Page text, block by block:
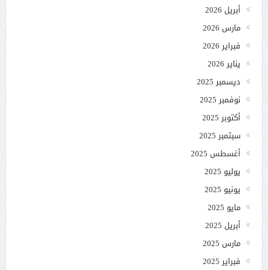
أبريل 2026
مارس 2026
فبراير 2026
يناير 2026
ديسمبر 2025
نوفمبر 2025
أكتوبر 2025
سبتمبر 2025
أغسطس 2025
يوليو 2025
يونيو 2025
مايو 2025
أبريل 2025
مارس 2025
فبراير 2025